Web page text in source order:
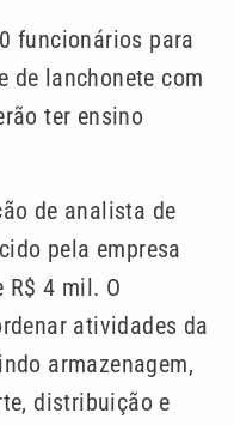
funcionários para
de lanchonete com
ter ensino
de analista de
pela empresa
R$ 4 mil. O
atividades da
armazenagem,
distribuição e